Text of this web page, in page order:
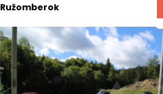
Ružomberok